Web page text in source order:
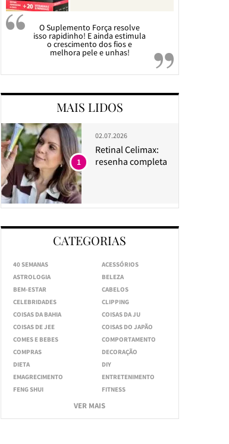
O Suplemento Força resolve
isso rapidinho! E ainda estimula
o crescimento dos fios e
melhora pele e unhas!
MAIS LIDOS
02.07.2026
Retinal Celimax:
resenha completa
1
CATEGORIAS
40 SEMANAS
ACESSÓRIOS
ASTROLOGIA
BELEZA
BEM-ESTAR
CABELOS
CELEBRIDADES
CLIPPING
COISAS DA BAHIA
COISAS DA JU
COISAS DE JEE
COISAS DO JAPÃO
COMES E BEBES
COMPORTAMENTO
COMPRAS
DECORAÇÃO
DIETA
DIY
EMAGRECIMENTO
ENTRETENIMENTO
FENG SHUI
FITNESS
VER MAIS